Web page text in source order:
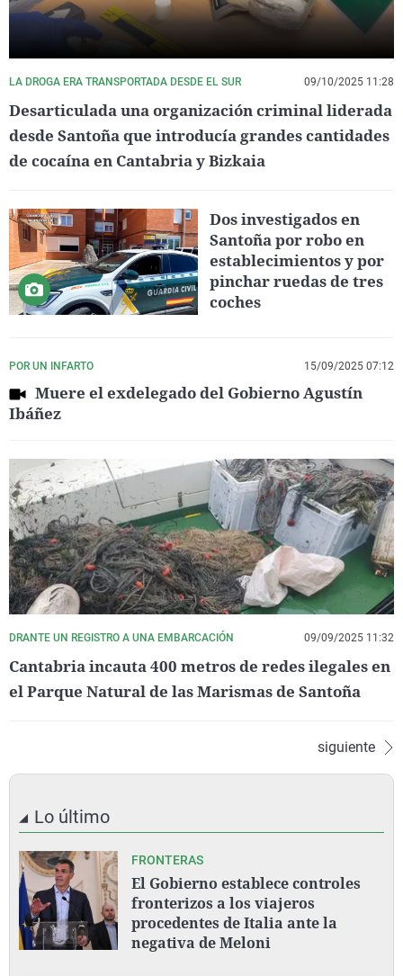
LA DROGA ERA TRANSPORTADA DESDE EL SUR 09/10/2025 11:28
Desarticulada una organización criminal liderada
desde Santoña que introducía grandes cantidades
de cocaína en Cantabria y Bizkaia
Dos investigados en
Santoña por robo en
establecimientos y por
pinchar ruedas de tres
coches
POR UN INFARTO 15/09/2025 07:12
Muere el exdelegado del Gobierno Agustín
Ibáñez
DRANTE UN REGISTRO A UNA EMBARCACIÓN 09/09/2025 11:32
Cantabria incauta 400 metros de redes ilegales en
el Parque Natural de las Marismas de Santoña
siguiente
Lo último
FRONTERAS
El Gobierno establece controles
fronterizos a los viajeros
procedentes de Italia ante la
negativa de Meloni